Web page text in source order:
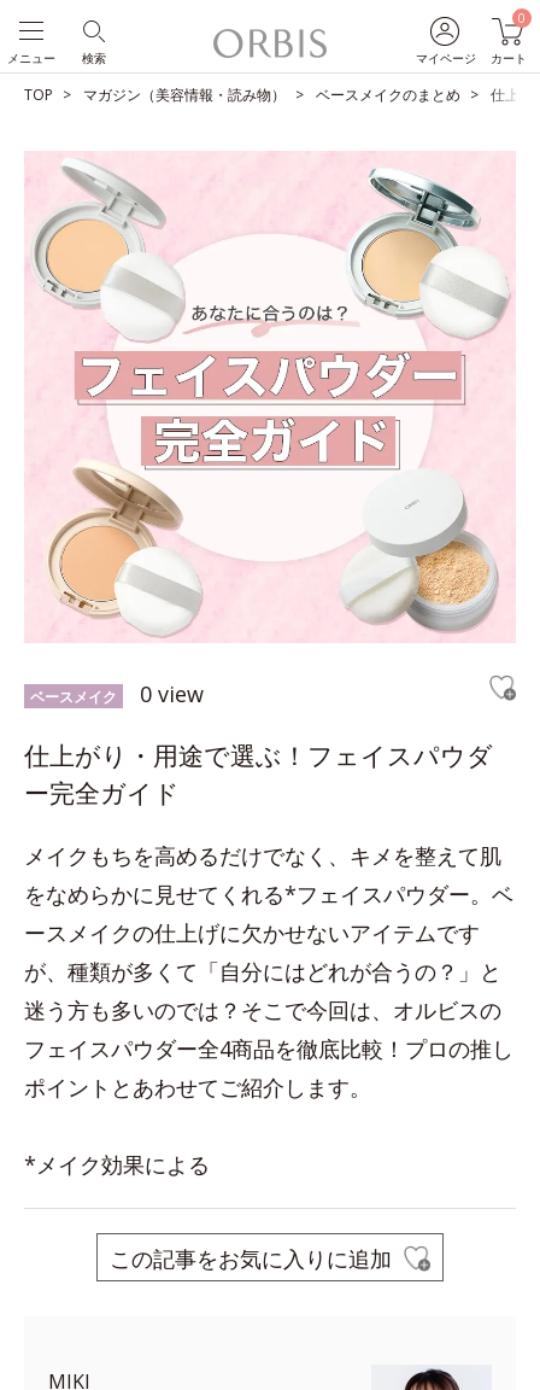
マイページ
0
カート
検索
メニュー
TOP マガジン（美容情報・読み物） ベースメイクのまとめ 仕上が
ベースメイク 0 view
仕上がり・用途で選ぶ！フェイスパウダ
ー完全ガイド
メイクもちを高めるだけでなく、キメを整えて肌
をなめらかに見せてくれる*フェイスパウダー。ベ
ースメイクの仕上げに欠かせないアイテムです
が、種類が多くて「自分にはどれが合うの？」と
迷う方も多いのでは？そこで今回は、オルビスの
フェイスパウダー全4商品を徹底比較！プロの推し
ポイントとあわせてご紹介します。
*メイク効果による
この記事をお気に入りに追加
MIKI